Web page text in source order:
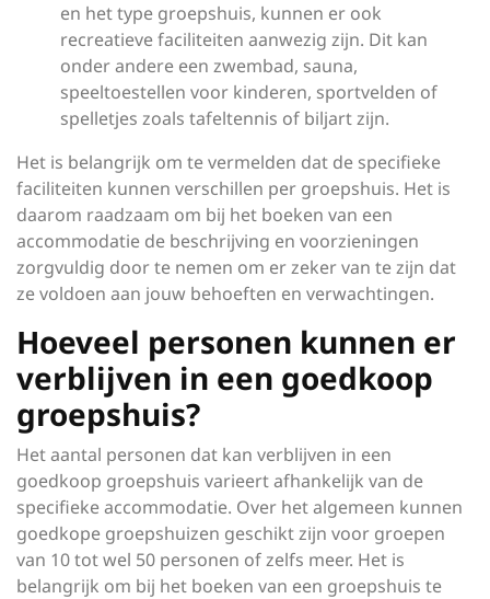
en het type groepshuis, kunnen er ook
recreatieve faciliteiten aanwezig zijn. Dit kan
onder andere een zwembad, sauna,
speeltoestellen voor kinderen, sportvelden of
spelletjes zoals tafeltennis of biljart zijn.
Het is belangrijk om te vermelden dat de specifieke
faciliteiten kunnen verschillen per groepshuis. Het is
daarom raadzaam om bij het boeken van een
accommodatie de beschrijving en voorzieningen
zorgvuldig door te nemen om er zeker van te zijn dat
ze voldoen aan jouw behoeften en verwachtingen.
Hoeveel personen kunnen er
verblijven in een goedkoop
groepshuis?
Het aantal personen dat kan verblijven in een
goedkoop groepshuis varieert afhankelijk van de
specifieke accommodatie. Over het algemeen kunnen
goedkope groepshuizen geschikt zijn voor groepen
van 10 tot wel 50 personen of zelfs meer. Het is
belangrijk om bij het boeken van een groepshuis te